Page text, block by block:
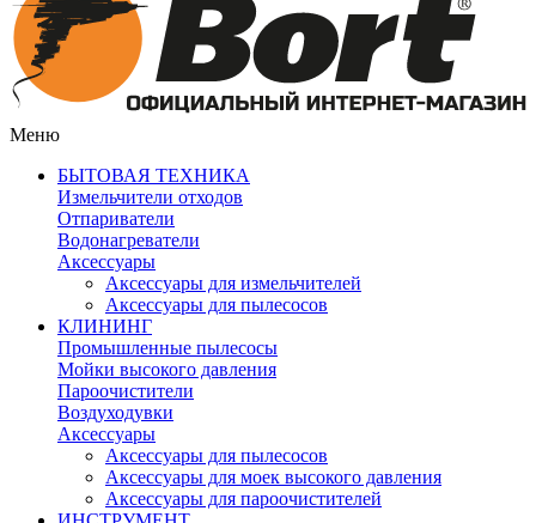
Меню
БЫТОВАЯ ТЕХНИКА
Измельчители отходов
Отпариватели
Водонагреватели
Аксессуары
Аксессуары для измельчителей
Аксессуары для пылесосов
КЛИНИНГ
Промышленные пылесосы
Мойки высокого давления
Пароочистители
Воздуходувки
Аксессуары
Аксессуары для пылесосов
Аксессуары для моек высокого давления
Аксессуары для пароочистителей